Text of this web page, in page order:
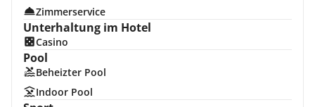
Zimmerservice
Unterhaltung im Hotel
Casino
Pool
Beheizter Pool
Indoor Pool